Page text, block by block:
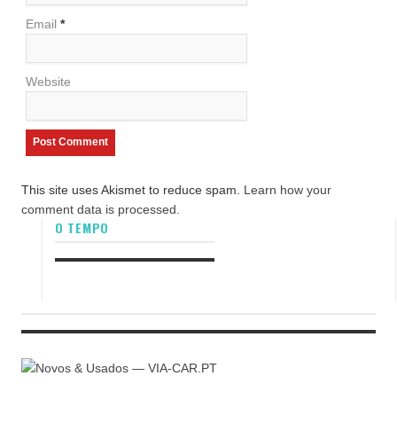
Email *
Website
This site uses Akismet to reduce spam. Learn how your
comment data is processed.
O TEMPO